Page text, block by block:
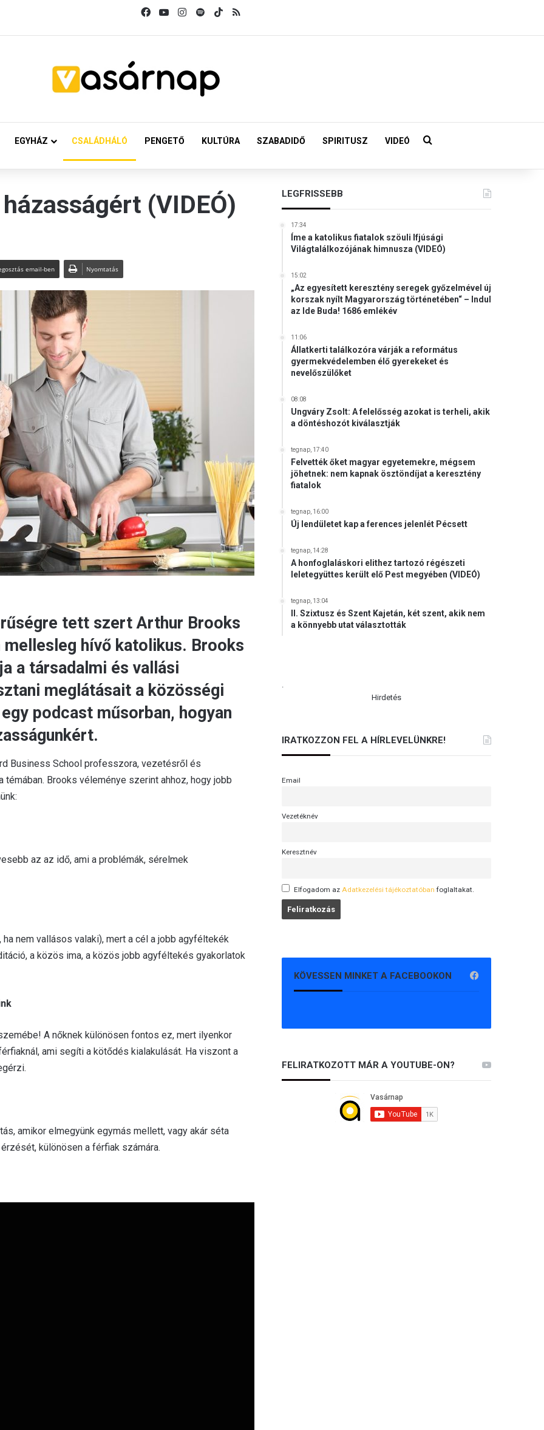
FacebookYouTubeInstagram
SpotifyTikTok
EGYHÁZ CSALÁDHÁLÓ PENGETŐ KULTÚRA SZABADIDŐ SPIRITUSZ VIDEÓ Keresés:
(VIDEÓ)
email-ben Nyomtatás
tett szert Arthur Brooks
hívő katolikus. Brooks
a társadalmi és vallási
meglátásait a közösségi
podcast műsorban, hogyan
Business School professzora, vezetésről és
Brooks véleménye szerint ahhoz, hogy jobb
az az idő, ami a problémák, sérelmek
nem vallásos valaki), mert a cél a jobb agyféltekék
a közös ima, a közös jobb agyféltekés gyakorlatok
A nőknek különösen fontos ez, mert ilyenkor
ami segíti a kötődés kialakulását. Ha viszont a
amikor elmegyünk egymás mellett, vagy akár séta
különösen a férfiak számára.
LEGFRISSEBB
17:34
Íme a katolikus fiatalok szöuli Ifjúsági
Világtalálkozójának himnusza (VIDEÓ)
15:02
„Az egyesített keresztény seregek győzelmével új
korszak nyílt Magyarország történetében“ – Indul
az Ide Buda! 1686 emlékév
11:06
Állatkerti találkozóra várják a református
gyermekvédelemben élő gyerekeket és
nevelőszülőket
08:08
Ungváry Zsolt: A felelősség azokat is terheli, akik
a döntéshozót kiválasztják
tegnap, 17:40
Felvették őket magyar egyetemekre, mégsem
jöhetnek: nem kapnak ösztöndíjat a keresztény
fiatalok
tegnap, 16:00
Új lendületet kap a ferences jelenlét Pécsett
tegnap, 14:28
A honfoglaláskori elithez tartozó régészeti
leletegyüttes került elő Pest megyében (VIDEÓ)
tegnap, 13:04
II. Szixtusz és Szent Kajetán, két szent, akik nem
a könnyebb utat választották
.
Hirdetés
IRATKOZZON FEL A HÍRLEVELÜNKRE!
Email
Vezetéknév
Keresztnév
Elfogadom az Adatkezelési tájékoztatóban foglaltakat.
KÖVESSEN MINKET A FACEBOOKON
FELIRATKOZOTT MÁR A YOUTUBE-ON?